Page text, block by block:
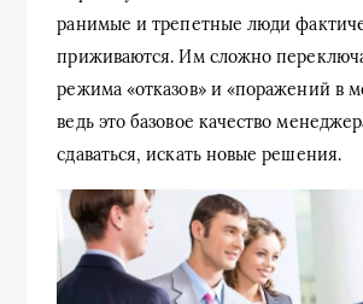
ранимые и трепетные люди
приживаются. Им сложно
режима «отказов» и «поражений в
ведь это базовое качество
сдаваться, искать новые решения.